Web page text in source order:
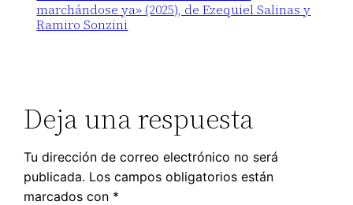
marchándose ya» (2025), de Ezequiel Salinas y
Ramiro Sonzini
Deja una respuesta
Tu dirección de correo electrónico no será
publicada. Los campos obligatorios están
marcados con *